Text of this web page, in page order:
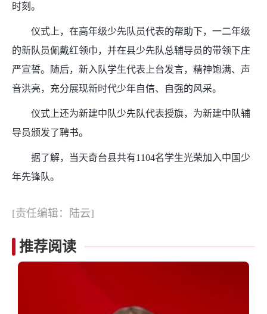
时刻。
仪式上，在高年级少先队员代表的帮助下，一二年级
的新队员佩戴红领巾，并在县少先队总辅导员的带领下庄
严宣誓。随后，新入队学生代表上台发言，精神饱满、声
音洪亮，充分展现新时代少年自信、自强的风采。
仪式上还为新建中队少先队代表授旗，为新建中队辅
导员颁发了聘书。
据了解，当天奇台县共有1104名学生光荣加入中国少
年先锋队。
[责任编辑：陆云]
推荐阅读